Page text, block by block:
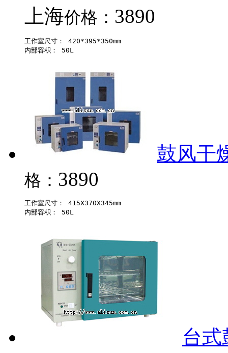
上海价格： 3890
工作室尺寸： 420*395*350mm
鼓风干
格： 3890
工作室尺寸： 415X370X345mm
台式